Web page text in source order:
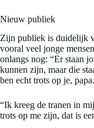
Nieuw publiek
Zijn publiek is duidelijk
vooral veel jonge
onlangs nog: “Er staan
kunnen zijn, maar die
ben echt trots op je,
“Ik kreeg de tranen in
trots op me zijn, dat is